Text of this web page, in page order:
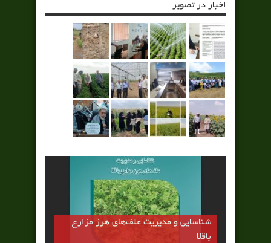
اخبار در تصویر
شناسایی و مدیریت علف‌های هرز مزارع
باقلا